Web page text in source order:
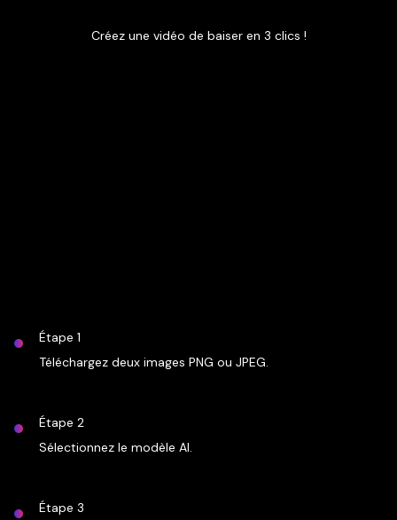
Créez une vidéo de baiser en 3 clics !
Étape 1
Téléchargez deux images PNG ou JPEG.
Étape 2
Sélectionnez le modèle AI.
Étape 3